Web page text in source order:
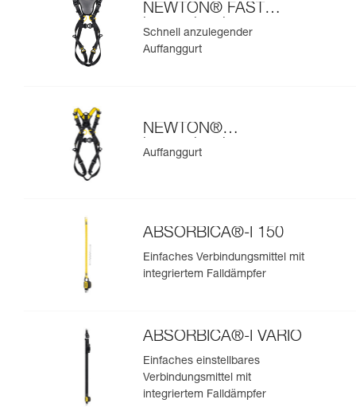
NEWTON® FAST
internationale
Ausführung
Schnell anzulegender
Auffanggurt
NEWTON®
internationale
Ausführung
Auffanggurt
ABSORBICA®-I 150
Einfaches Verbindungsmittel mit
integriertem Falldämpfer
ABSORBICA®-I VARIO
Einfaches einstellbares
Verbindungsmittel mit
integriertem Falldämpfer